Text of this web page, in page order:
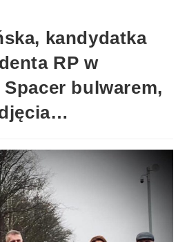
kandydatka
RP w
Spacer bulwarem,